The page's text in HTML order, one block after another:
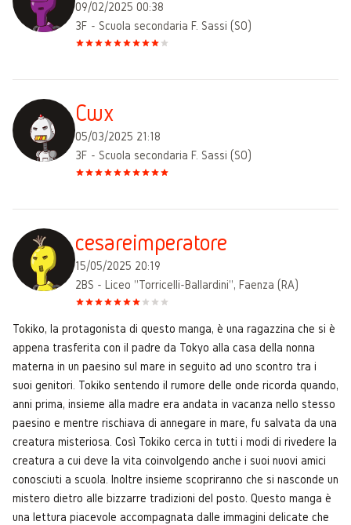
09/02/2025 00:38
3F - Scuola secondaria F. Sassi (SO)
Cwx
05/03/2025 21:18
3F - Scuola secondaria F. Sassi (SO)
cesareimperatore
15/05/2025 20:19
2BS - Liceo "Torricelli-Ballardini", Faenza (RA)
Tokiko, la protagonista di questo manga, è una ragazzina che si è
appena trasferita con il padre da Tokyo alla casa della nonna
materna in un paesino sul mare in seguito ad uno scontro tra i
suoi genitori. Tokiko sentendo il rumore delle onde ricorda quando,
anni prima, insieme alla madre era andata in vacanza nello stesso
paesino e mentre rischiava di annegare in mare, fu salvata da una
creatura misteriosa. Così Tokiko cerca in tutti i modi di rivedere la
creatura a cui deve la vita coinvolgendo anche i suoi nuovi amici
conosciuti a scuola. Inoltre insieme scopriranno che si nasconde un
mistero dietro alle bizzarre tradizioni del posto. Questo manga è
una lettura piacevole accompagnata dalle immagini delicate che